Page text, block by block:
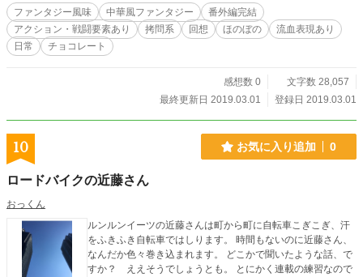
キャラクターの設定等はpixivに投稿しています。 よろしくお
願いします。
ファンタジー風味 中華風ファンタジー
番外編完結
アクション・戦闘要素あり
拷問系 回想 ほのぼの
流血表現あり
日常
チョコレート
感想数 0
文字数 28,057
最終更新日 2019.03.01
登録日 2019.03.01
10 お気に入り追加 0
ロードバイクの近藤さん
おっくん
ルンルンイーツの近藤さんは町から町に自転車こぎこぎ、汗
をふきふき自転車ではしります。 時間もないのに近藤さん、
なんだか色々巻き込まれます。 どこかで聞いたような話、で
すか？ ええそうでしょうとも。 とにかく連載の練習なので